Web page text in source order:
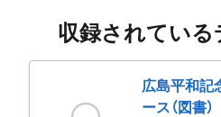
収録されている
広島平和記
ース（図書）